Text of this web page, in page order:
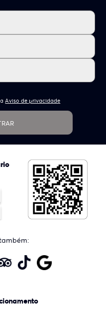
Aviso de privacidade